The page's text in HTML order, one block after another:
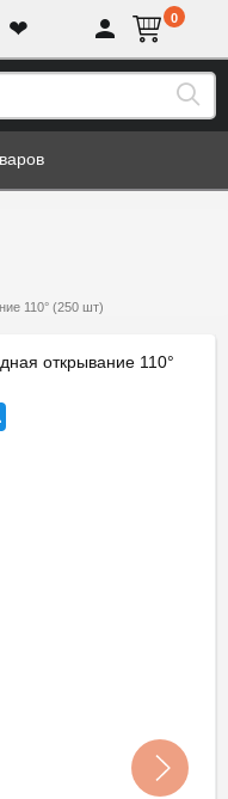
❤ 0
110° (250 шт)
открывание 110°